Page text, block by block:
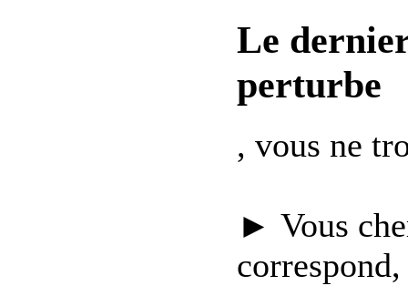
Le
perturbe
, vous ne
► Vous
correspond,